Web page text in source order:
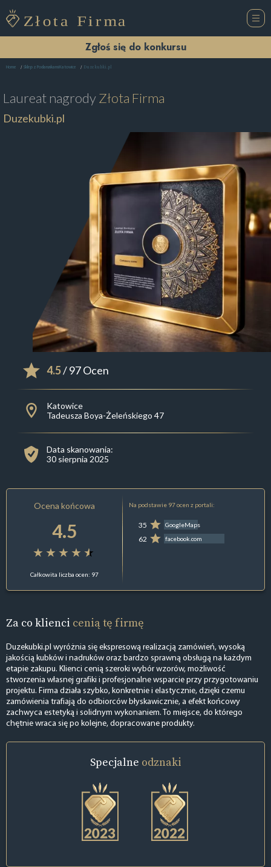
Zgłoś się do konkursu
Home Sklep z Podarunkami Katowice Duzekubki.pl
Laureat nagrodyZłota Firma
Duzekubki.pl
4.5/ 97 Ocen
Katowice
Tadeusza Boya-Żeleńskiego 47
Data skanowania:
30 sierpnia 2025
Ocena końcowa
4.5
Całkowita liczba ocen: 97
Na podstawie 97 ocen z portali:
35 GoogleMaps
62 facebook.com
Za co klienci cenią tę firmę
Duzekubki.pl wyróżnia się ekspresową realizacją zamówień, wysoką
jakością kubków i nadruków oraz bardzo sprawną obsługą na każdym
etapie zakupu. Klienci cenią szeroki wybór wzorów, możliwość
stworzenia własnej grafiki i profesjonalne wsparcie przy przygotowaniu
projektu. Firma działa szybko, konkretnie i elastycznie, dzięki czemu
zamówienia trafiają do odbiorców błyskawicznie, a efekt końcowy
zachwyca estetyką i solidnym wykonaniem. To miejsce, do którego
chętnie wraca się po kolejne, dopracowane produkty.
Specjalne odznaki